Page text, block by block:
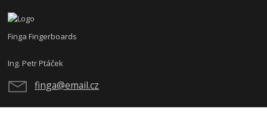
Finga Fingerboards
Ing. Petr Ptáček
finga@email.cz